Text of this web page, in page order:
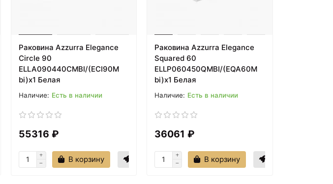
Раковина Azzurra Elegance
Circle 90
ELLA090440CMBI/(ECI90M
bi)x1 Белая
Есть в наличии
55316 ₽
В корзину
Раковина Azzurra Elegance
Squared 60
ELLP060450QMBI/(EQA60M
bi)x1 Белая
Есть в наличии
36061 ₽
В корзину